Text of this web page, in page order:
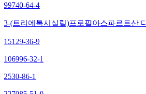
99740-64-4
3-(트리에톡시실릴)프로필아스파르트산
15129-36-9
106996-32-1
2530-86-1